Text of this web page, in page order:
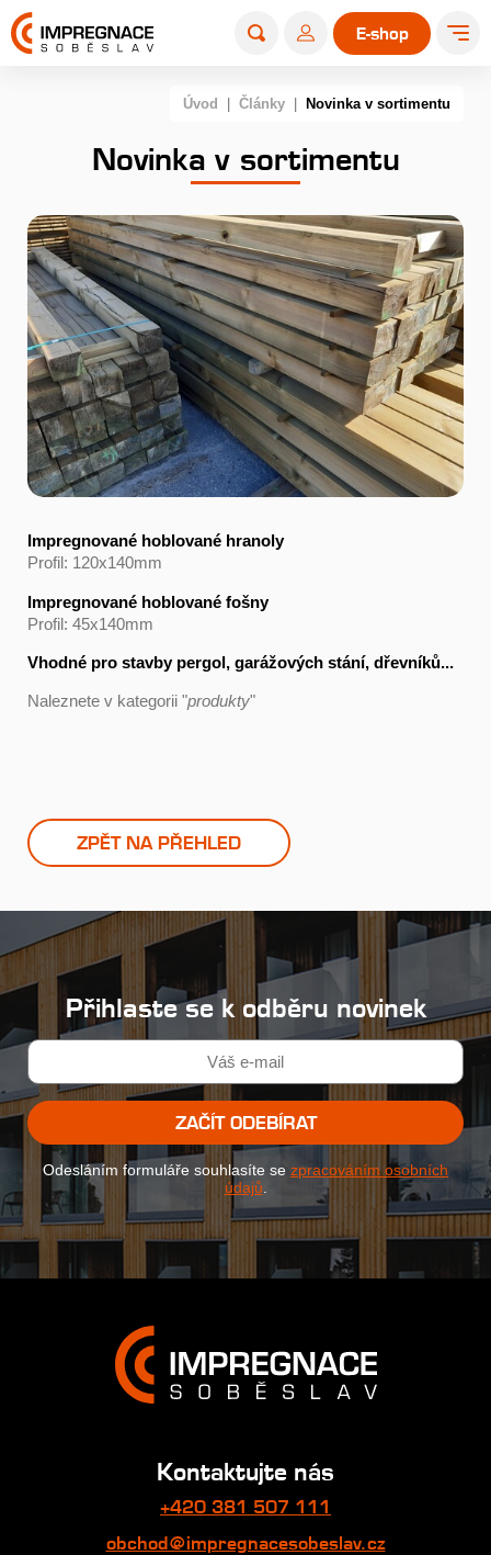
E-shop
Úvod Články Novinka v sortimentu
Novinka v sortimentu
Impregnované hoblované hranoly
Profil: 120x140mm
Impregnované hoblované fošny
Profil: 45x140mm
Vhodné pro stavby pergol, garážových stání, dřevníků...
Naleznete v kategorii "produkty"
ZPĚT NA PŘEHLED
Přihlaste se k odběru novinek
ZAČÍT ODEBÍRAT
Odesláním formuláře souhlasíte se zpracováním osobních
údajů.
Kontaktujte nás
+420 381 507 111
obchod@impregnacesobeslav.cz